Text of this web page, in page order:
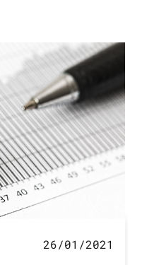
26/01/2021